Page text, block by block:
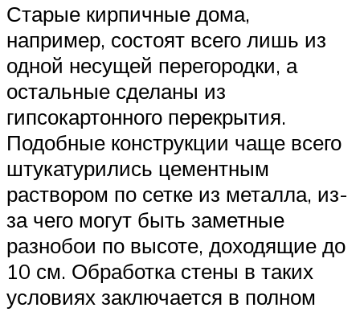
Старые кирпичные дома,
например, состоят всего лишь из
одной несущей перегородки, а
остальные сделаны из
гипсокартонного перекрытия.
Подобные конструкции чаще всего
штукатурились цементным
раствором по сетке из металла, из-
за чего могут быть заметные
разнобои по высоте, доходящие до
10 см. Обработка стены в таких
условиях заключается в полном